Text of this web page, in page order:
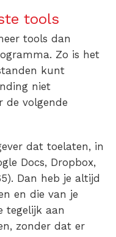
tools
tools dan
Zo is het
kunt
niet
de volgende
dat toelaten, in
Docs, Dropbox,
Dan heb je altijd
en die van je
tegelijk aan
zonder dat er